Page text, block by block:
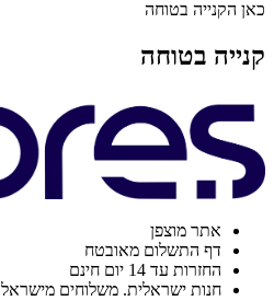
כאן הקנייה בטוחה
קנייה בטוחה
אתר מוצפן
דף התשלום מאובטח
החזרות עד 14 יום חינם
חנות ישראלית. משלוחים מישראל